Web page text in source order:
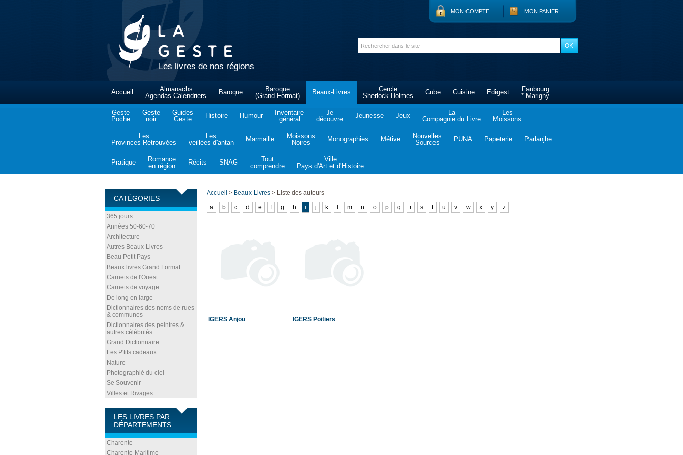
Les livres de nos régions
MON COMPTE MON PANIER
Accueil
Almanachs
Agendas Calendriers
Baroque
Baroque
(Grand Format)
Beaux-Livres
Cercle
Sherlock Holmes
Cube Cuisine Edigest
Faubourg
* Marigny
Geste
Poche
Geste
noir
Guides
Geste
Histoire Humour
Inventaire
général
Je
découvre
Jeunesse Jeux
La
Compagnie du Livre
Les
Moissons
Les
Provinces Retrouvées
Les
veillées d'antan
Marmaille
Moissons
Noires
Monographies Métive
Nouvelles
Sources
PUNA Papeterie Parlanjhe
Pratique
Romance
en région
Récits SNAG
Tout
comprendre
Ville
Pays d'Art et d'Histoire
CATÉGORIES
365 jours
Années 50-60-70
Architecture
Autres Beaux-Livres
Beau Petit Pays
Beaux livres Grand Format
Carnets de l'Ouest
Carnets de voyage
De long en large
Dictionnaires des noms de rues
& communes
Dictionnaires des peintres &
autres célébrités
Grand Dictionnaire
Les P'tits cadeaux
Nature
Photographié du ciel
Se Souvenir
Villes et Rivages
LES LIVRES PAR
DÉPARTEMENTS
Charente
Charente-Maritime
Accueil > Beaux-Livres > Liste des auteurs
a
b c d e f g h i j k m n o p q r s t u v w x y z
IGERS Anjou IGERS Poitiers